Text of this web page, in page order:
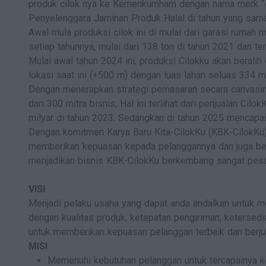
produk cilok nya ke Kemenkumham dengan nama merk “
Penyelenggara Jaminan Produk Halal di tahun yang
Awal mula produksi cilok ini di mulai dari garasi rumah
setiap tahunnya, mulai dari 138 ton di tahun 2021 dan
Mulai awal tahun 2024 ini, produksi Cilokku akan
lokasi saat ini (+500 m) dengan luas lahan seluas 334
Dengan menerapkan strategi pemasaran secara
dari 300 mitra bisnis, Hal ini terlihat dari penjualan
milyar di tahun 2023. Sedangkan di tahun 2025 mencapai
Dengan komitmen Karya Baru Kita-CilokKu (KBK-
memberikan kepuasan kepada pelanggannya dan juga
menjadikan bisnis KBK-CilokKu berkembang sangat
VISI
Menjadi pelaku usaha yang dapat anda andalkan untuk
dengan kualitas produk, ketepatan pengiriman,
untuk memberikan kepuasan pelanggan terbaik dan
MISI
Memenuhi kebutuhan pelanggan untuk tercapainya